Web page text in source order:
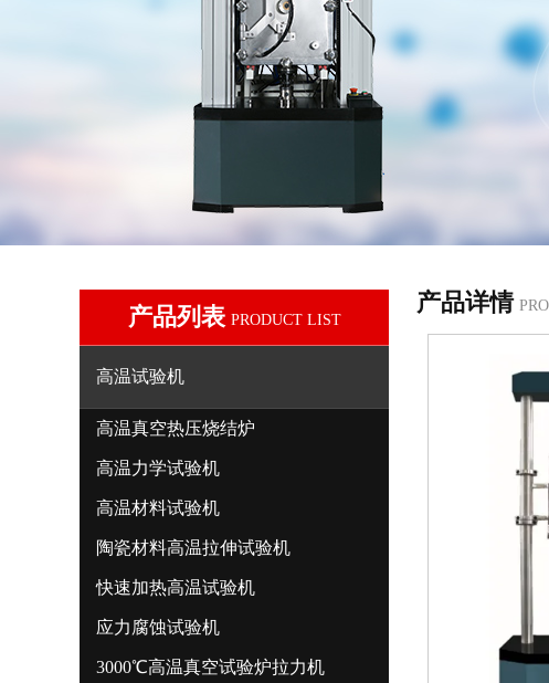
产品列表 PRODUCT LIST
高温试验机
高温真空热压烧结炉
高温力学试验机
高温材料试验机
陶瓷材料高温拉伸试验机
快速加热高温试验机
应力腐蚀试验机
3000℃高温真空试验炉拉力机
产品详情